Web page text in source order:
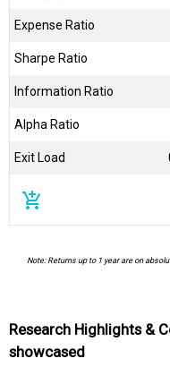
Expense Ratio
Sharpe Ratio
Information Ratio
Alpha Ratio
Exit Load
add_shopping_cart
Note: Returns up to 1 year are on
Research Highlights &
showcased